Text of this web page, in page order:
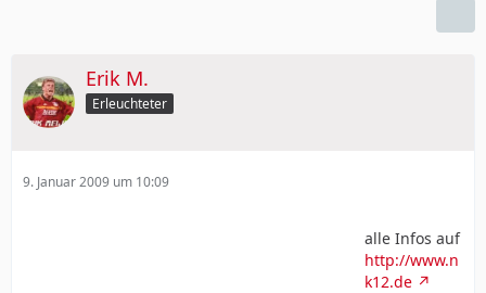
Erik M.
Erleuchteter
9. Januar 2009 um 10:09
alle Infos auf
http://www.n
k12.de